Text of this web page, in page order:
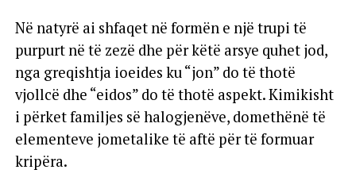
Në natyrë ai shfaqet në formën e një trupi të
purpurt në të zezë dhe për këtë arsye quhet jod,
nga greqishtja ioeides ku “jon” do të thotë
vjollcë dhe “eidos” do të thotë aspekt. Kimikisht
i përket familjes së halogjenëve, domethënë të
elementeve jometalike të aftë për të formuar
kripëra.